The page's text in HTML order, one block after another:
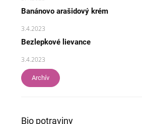
Banánovo arašidový krém
3.4.2023
Bezlepkové lievance
3.4.2023
Archív
Bio potraviny